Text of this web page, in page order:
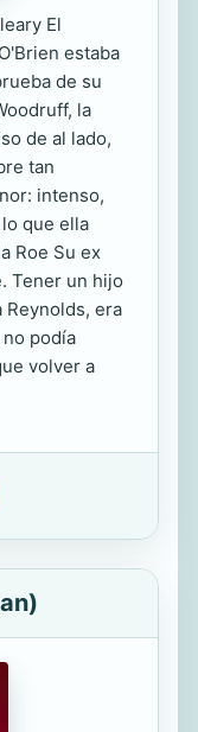
El
estaba
de su
la
de al lado,
tan
intenso,
que ella
Roe Su ex
Tener un hijo
Reynolds, era
podía
volver a